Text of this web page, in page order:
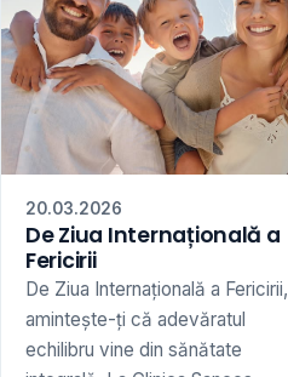
20.03.2026
De Ziua Internațională a
Fericirii
De Ziua Internațională a Fericirii,
amintește-ți că adevăratul
echilibru vine din sănătate